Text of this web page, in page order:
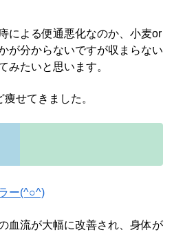
による便通悪化なのか、小麦or
が分からないですが収まらない
みたいと思います。
せてきました。
ー(^○^)
血流が大幅に改善され、身体が